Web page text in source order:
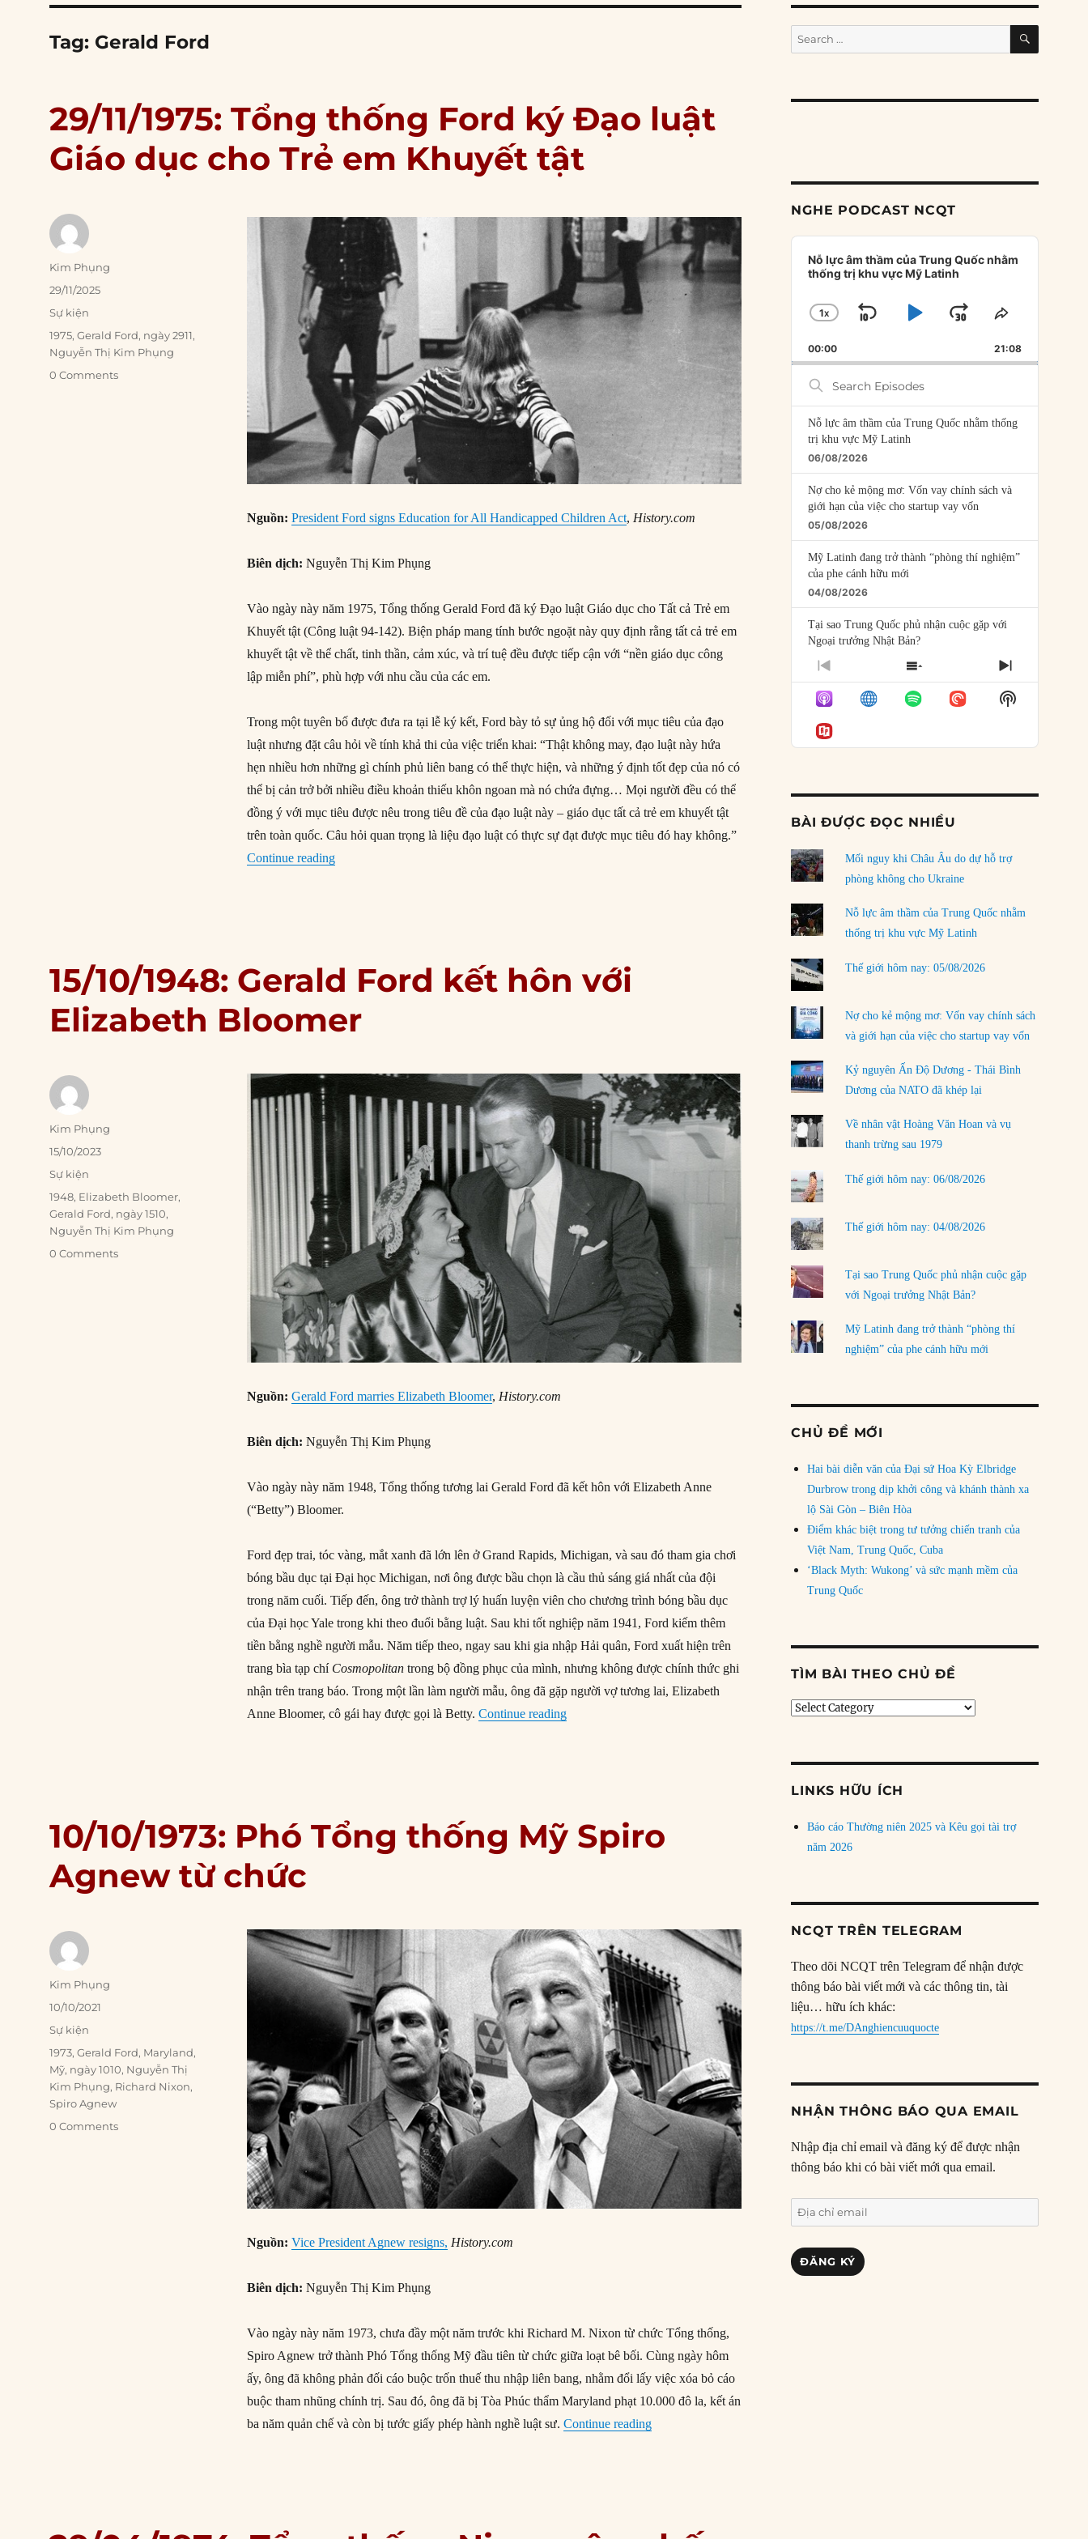
Tag: Gerald Ford
29/11/1975: Tổng thống Ford ký Đạo luật
Giáo dục cho Trẻ em Khuyết tật
Nguồn:President Ford signs Education for All Handicapped Children Act, History.com
Biên dịch: Nguyễn Thị Kim Phụng
Vào ngày này năm 1975, Tổng thống Gerald Ford đã ký Đạo luật Giáo dục cho Tất cả Trẻ em
Khuyết tật (Công luật 94-142). Biện pháp mang tính bước ngoặt này quy định rằng tất cả trẻ em
khuyết tật về thể chất, tinh thần, cảm xúc, và trí tuệ đều được tiếp cận với “nền giáo dục công
lập miễn phí”, phù hợp với nhu cầu của các em.
Trong một tuyên bố được đưa ra tại lễ ký kết, Ford bày tỏ sự ủng hộ đối với mục tiêu của đạo
luật nhưng đặt câu hỏi về tính khả thi của việc triển khai: “Thật không may, đạo luật này hứa
hẹn nhiều hơn những gì chính phủ liên bang có thể thực hiện, và những ý định tốt đẹp của nó có
thể bị cản trở bởi nhiều điều khoản thiếu khôn ngoan mà nó chứa đựng… Mọi người đều có thể
đồng ý với mục tiêu được nêu trong tiêu đề của đạo luật này – giáo dục tất cả trẻ em khuyết tật
trên toàn quốc. Câu hỏi quan trọng là liệu đạo luật có thực sự đạt được mục tiêu đó hay không.”
Continue reading“29/11/1975: Tổng thống Ford ký Đạo luật Giáo dục cho Trẻ em Khuyết tật”
Author
Kim Phụng
Posted
29/11/2025
Categories
Sự kiện
Tags
1975,Gerald Ford, ngày 2911,
Nguyễn Thị Kim Phụng
0 Comments
15/10/1948: Gerald Ford kết hôn với
Elizabeth Bloomer
Nguồn:Gerald Ford marries Elizabeth Bloomer, History.com
Biên dịch: Nguyễn Thị Kim Phụng
Vào ngày này năm 1948, Tổng thống tương lai Gerald Ford đã kết hôn với Elizabeth Anne
(“Betty”) Bloomer.
Ford đẹp trai, tóc vàng, mắt xanh đã lớn lên ở Grand Rapids, Michigan, và sau đó tham gia chơi
bóng bầu dục tại Đại học Michigan, nơi ông được bầu chọn là cầu thủ sáng giá nhất của đội
trong năm cuối. Tiếp đến, ông trở thành trợ lý huấn luyện viên cho chương trình bóng bầu dục
của Đại học Yale trong khi theo đuổi bằng luật. Sau khi tốt nghiệp năm 1941, Ford kiếm thêm
tiền bằng nghề người mẫu. Năm tiếp theo, ngay sau khi gia nhập Hải quân, Ford xuất hiện trên
trang bìa tạp chí Cosmopolitan trong bộ đồng phục của mình, nhưng không được chính thức ghi
nhận trên trang báo. Trong một lần làm người mẫu, ông đã gặp người vợ tương lai, Elizabeth
Anne Bloomer, cô gái hay được gọi là Betty.Continue reading“15/10/1948: Gerald Ford kết hôn với Elizabeth Bloomer”
Author
Kim Phụng
Posted
15/10/2023
Categories
Sự kiện
Tags
1948, Elizabeth Bloomer,
Gerald Ford, ngày 1510,
Nguyễn Thị Kim Phụng
0 Comments
10/10/1973: Phó Tổng thống Mỹ Spiro
Agnew từ chức
Nguồn: Vice President Agnew resigns, History.com
Biên dịch: Nguyễn Thị Kim Phụng
Vào ngày này năm 1973, chưa đầy một năm trước khi Richard M. Nixon từ chức Tổng thống,
Spiro Agnew trở thành Phó Tổng thống Mỹ đầu tiên từ chức giữa loạt bê bối. Cùng ngày hôm
ấy, ông đã không phản đối cáo buộc trốn thuế thu nhập liên bang, nhằm đổi lấy việc xóa bỏ cáo
buộc tham nhũng chính trị. Sau đó, ông đã bị Tòa Phúc thẩm Maryland phạt 10.000 đô la, kết án
ba năm quản chế và còn bị tước giấy phép hành nghề luật sư.Continue reading“10/10/1973: Phó Tổng thống Mỹ Spiro Agnew từ chức”
Author
Kim Phụng
Posted
10/10/2021
Categories
Sự kiện
Tags
1973,Gerald Ford, Maryland,
Mỹ, ngày 1010, Nguyễn Thị
Kim Phụng, Richard Nixon,
Spiro Agnew
0 Comments
Search
for:
SEARCH
NGHE PODCAST NCQT
Audio
Player
Nỗ lực âm thầm của Trung Quốc nhằm
thống trị khu vực Mỹ Latinh
CHANGE
RATE
1X
SKIP
BACKWARD
PLAYJUMP
FORWARD
SHARE
EPISODE
00:00 21:08
Search
Episodes
Nỗ lực âm thầm của Trung Quốc nhằm thống
trị khu vực Mỹ Latinh
06/08/2026
Nợ cho kẻ mộng mơ: Vốn vay chính sách và
giới hạn của việc cho startup vay vốn
05/08/2026
Mỹ Latinh đang trở thành “phòng thí nghiệm”
của phe cánh hữu mới
04/08/2026
Tại sao Trung Quốc phủ nhận cuộc gặp với
Ngoại trưởng Nhật Bản?
04/08/2026
Điểm mù chiến lược của Trump tại Thái Bình
Dương
03/08/2026
rủi ro
01/08/2026
31/07/2026
phải chịu đựng?
30/07/2026
Tập tìm cách chôn vùi bê bối chấn động vòng
tròn thân cận của mình
LOAD MORE
PREVIOUS
EPISODE
SHOW
EPISODES
LIST
NEXT
EPISODE
Show
Podcast
BÀI ĐƯỢC ĐỌC NHIỀU
Mối nguy khi Châu Âu do dự hỗ trợ
phòng không cho Ukraine
Nỗ lực âm thầm của Trung Quốc nhằm
thống trị khu vực Mỹ Latinh
Thế giới hôm nay: 05/08/2026
Nợ cho kẻ mộng mơ: Vốn vay chính sách
và giới hạn của việc cho startup vay vốn
Kỷ nguyên Ấn Độ Dương - Thái Bình
Dương của NATO đã khép lại
Về nhân vật Hoàng Văn Hoan và vụ
thanh trừng sau 1979
Thế giới hôm nay: 06/08/2026
Thế giới hôm nay: 04/08/2026
Tại sao Trung Quốc phủ nhận cuộc gặp
với Ngoại trưởng Nhật Bản?
Mỹ Latinh đang trở thành “phòng thí
nghiệm” của phe cánh hữu mới
CHỦ ĐỀ MỚI
Hai bài diễn văn của Đại sứ Hoa Kỳ Elbridge
Durbrow trong dịp khởi công và khánh thành xa
lộ Sài Gòn – Biên Hòa
Điểm khác biệt trong tư tưởng chiến tranh của
Việt Nam, Trung Quốc, Cuba
‘Black Myth: Wukong’ và sức mạnh mềm của
Trung Quốc
TÌM BÀI THEO CHỦ ĐỀ
Tìm
chủ
LINKS HỮU ÍCH
Báo cáo Thường niên 2025 và Kêu gọi tài trợ
năm 2026
NCQT TRÊN TELEGRAM
Theo dõi NCQT trên Telegram để nhận được
thông báo bài viết mới và các thông tin, tài
liệu… hữu ích khác:
https://t.me/DAnghiencuuquocte
NHẬN THÔNG BÁO QUA EMAIL
Nhập địa chỉ email và đăng ký để được nhận
thông báo khi có bài viết mới qua email.
Địa
chỉ
email
ĐĂNG KÝ